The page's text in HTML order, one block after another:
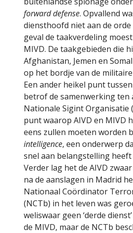
forward defense. Opvallend
diensthoofd niet aan de
geval de taakverdeling
MIVD. De taakgebieden die
Afghanistan, Jemen en
op het bordje van de
Een ander heikel punt
betrof de samenwerking ten
Nationale Sigint Organisatie
punt waarop AIVD en MIVD
eens zullen moeten worden
intelligence, een onderwerp
snel aan belangstelling
Verder lag het de AIVD
na de aanslagen in Madrid
Nationaal Coördinator
(NCTb) in het leven was
weliswaar geen ‘derde
de MIVD, maar de NCTb